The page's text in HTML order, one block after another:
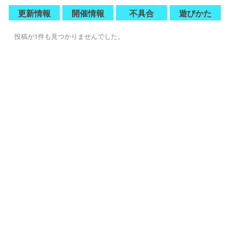
更新情報 開催情報 不具合 遊びかた
投稿が1件も見つかりませんでした。